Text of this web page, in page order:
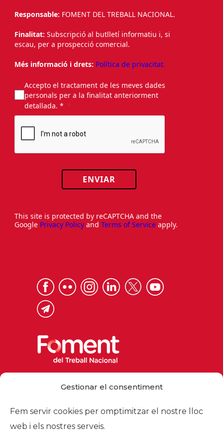
Gestionar el consentiment
Fem servir cookies per omptimitzar el nostre lloc
web i els nostres serveis.
Responsable: FOMENT DEL TREBALL NACIONAL.
Finalitat: Subscripció al butlletí informatiu i, si
escau, per a prospecció comercial.
Més informació i drets: Política de privacitat.
Accepto el tractament de les meves dades
personals per a la finalitat anteriorment
detallada. *
ENVIAR
This site is protected by reCAPTCHA and the
Google Privacy Policy and Terms of Service apply.
foment@foment.com